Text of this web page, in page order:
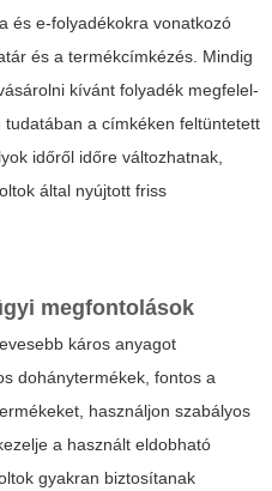
és e-folyadékokra vonatkozó
és a termékcímkézés. Mindig
kívánt folyadék megfelel-
a címkéken feltüntetett
időről időre változhatnak,
által nyújtott friss
megfontolások
káros anyagot
dohánytermékek, fontos a
használjon szabályos
a használt eldobható
gyakran biztosítanak